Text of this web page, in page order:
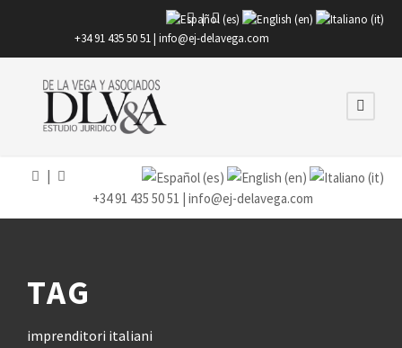
|
+34 91 435 50 51 | info@ej-delavega.com
+34 91 435 50 51 | info@ej-delavega.com
TAG
imprenditori italiani